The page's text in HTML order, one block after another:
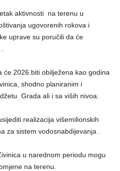
aktivnosti na terenu u
ugovorenih rokova i
uprave su poručili da će
će 2026.biti obilježena kao godina
shodno planiranim i
Grada ali i sa viših nivoa.
realizacija višemilionskih
za sistem vodosnabdijevanja .
u narednom periodu mogu
na terenu.